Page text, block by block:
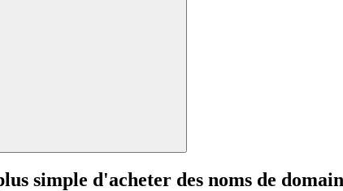
simple d'acheter des noms de